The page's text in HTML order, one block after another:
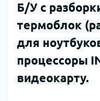
Б/У с
термоблок
для
процессоры
видеокарту.